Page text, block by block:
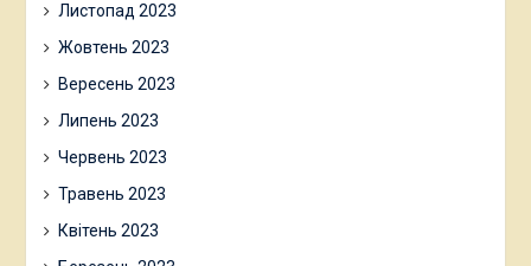
Листопад 2023
Жовтень 2023
Вересень 2023
Липень 2023
Червень 2023
Травень 2023
Квітень 2023